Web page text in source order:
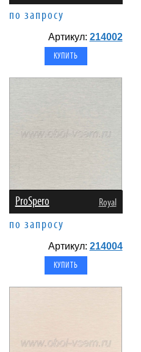
по запросу
Артикул: 214002
ProSpero Royal
по запросу
Артикул: 214004